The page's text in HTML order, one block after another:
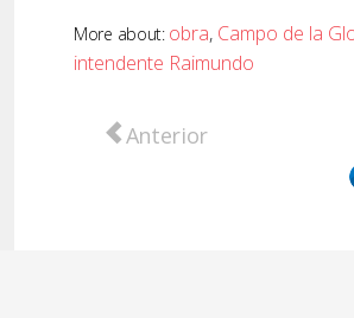
More about: obra, Campo de la
intendente Raimundo
Artículo anterior: FAE: la
Anterior